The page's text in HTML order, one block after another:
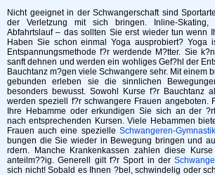
Nicht geeignet in der Schwangerschaft sind
der Verletzung mit sich bringen. Inline-Skating,
Abfahrtslauf – das sollten Sie erst wieder tun wenn
Haben Sie schon einmal Yoga ausprobiert? Yoga
Entspannungsmethode f?r werdende M?tter. Sie
sanft dehnen und werden ein wohliges Gef?hl der
Bauchtanz m?gen viele Schwangere sehr. Mit einem
gebunden erleben sie die sinnlichen
besonders bewusst. Sowohl Kurse f?r Bauchtanz
werden speziell f?r schwangere Frauen angeboten.
Ihre Hebamme oder erkundigen Sie sich an der
nach entsprechenden Kursen. Viele Hebammen
Frauen auch eine spezielle Schwangeren-Gymnastik
bungen die Sie wieder in Bewegung bringen und
rdern. Manche Krankenkassen zahlen diese
anteilm??ig. Generell gilt f?r Sport in der
sich nicht! Sobald es Ihnen ?bel, schwindelig oder